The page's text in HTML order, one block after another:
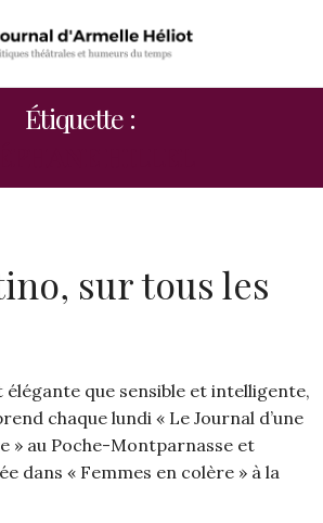
Étiquette :
sur tous les
élégante que sensible et intelligente,
chaque lundi « Le Journal d’une
» au Poche-Montparnasse et
dans « Femmes en colère » à la